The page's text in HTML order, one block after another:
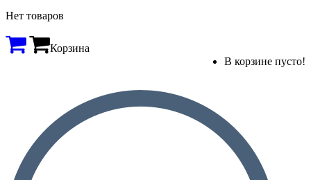
Нет товаров
Корзина
В корзине пусто!